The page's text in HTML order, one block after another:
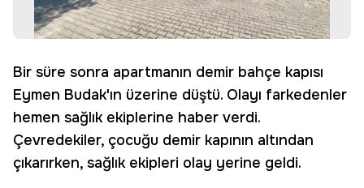
Bir süre sonra apartmanın demir bahçe kapısı
Eymen Budak'ın üzerine düştü. Olayı farkedenler
hemen sağlık ekiplerine haber verdi.
Çevredekiler, çocuğu demir kapının altından
çıkarırken, sağlık ekipleri olay yerine geldi.